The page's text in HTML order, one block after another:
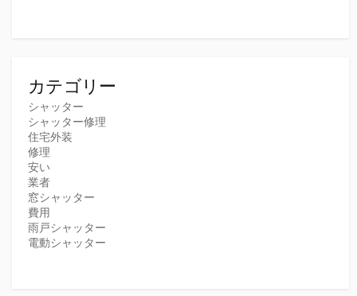
カテゴリー
シャッター
シャッター修理
住宅外装
修理
安い
業者
窓シャッター
費用
雨戸シャッター
電動シャッター